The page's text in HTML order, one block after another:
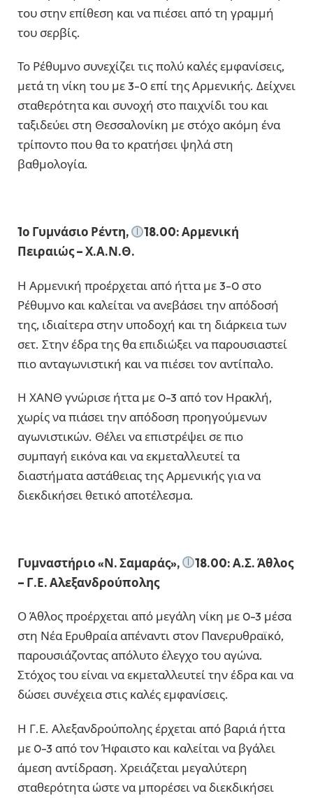
του στην επίθεση και να πιέσει από τη γραμμή
του σερβίς.
Το Ρέθυμνο συνεχίζει τις πολύ καλές εμφανίσεις,
μετά τη νίκη του με 3-0 επί της Αρμενικής. Δείχνει
σταθερότητα και συνοχή στο παιχνίδι του και
ταξιδεύει στη Θεσσαλονίκη με στόχο ακόμη ένα
τρίποντο που θα το κρατήσει ψηλά στη
βαθμολογία.
1ο Γυμνάσιο Ρέντη,
18.00: Αρμενική
Πειραιώς – Χ.Α.Ν.Θ.
Η Αρμενική προέρχεται από ήττα με 3-0 στο
Ρέθυμνο και καλείται να ανεβάσει την απόδοσή
της, ιδιαίτερα στην υποδοχή και τη διάρκεια των
σετ. Στην έδρα της θα επιδιώξει να παρουσιαστεί
πιο ανταγωνιστική και να πιέσει τον αντίπαλο.
Η ΧΑΝΘ γνώρισε ήττα με 0-3 από τον Ηρακλή,
χωρίς να πιάσει την απόδοση προηγούμενων
αγωνιστικών. Θέλει να επιστρέψει σε πιο
συμπαγή εικόνα και να εκμεταλλευτεί τα
διαστήματα αστάθειας της Αρμενικής για να
διεκδικήσει θετικό αποτέλεσμα.
Γυμναστήριο «Ν. Σαμαράς»,
18.00: Α.Σ. Άθλος
– Γ.Ε. Αλεξανδρούπολης
Ο Άθλος προέρχεται από μεγάλη νίκη με 0-3 μέσα
στη Νέα Ερυθραία απέναντι στον Πανερυθραϊκό,
παρουσιάζοντας απόλυτο έλεγχο του αγώνα.
Στόχος του είναι να εκμεταλλευτεί την έδρα και να
δώσει συνέχεια στις καλές εμφανίσεις.
Η Γ.Ε. Αλεξανδρούπολης έρχεται από βαριά ήττα
με 0-3 από τον Ήφαιστο και καλείται να βγάλει
άμεση αντίδραση. Χρειάζεται μεγαλύτερη
σταθερότητα ώστε να μπορέσει να διεκδικήσει